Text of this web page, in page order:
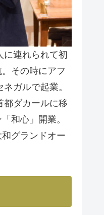
に連れられて初
その時にアフ
ガルで起業。
都ダカールに移
和心」開業。
グランドオー